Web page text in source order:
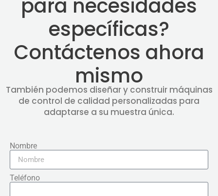
para necesidades
específicas?
Contáctenos ahora
mismo
También podemos diseñar y construir máquinas
de control de calidad personalizadas para
adaptarse a su muestra única.
Nombre
Teléfono